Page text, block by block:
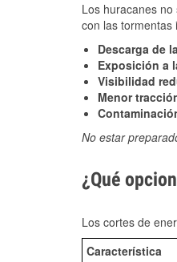
Los huracanes
con las tormentas
Descarga de
Exposición a
Visibilidad
Menor
No estar
¿Qué
Los cortes de
Característica